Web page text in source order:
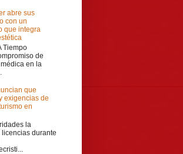
abre sus
con un
que integra
Tiempo
de
en la
que
exigencias de
en
la
durante